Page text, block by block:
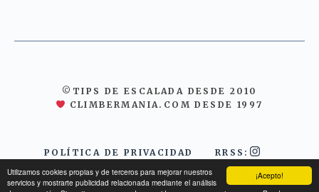
¡Acepto!
Utilizamos cookies propias y de terceros para mejorar nuestros
servicios y mostrarte publicidad relacionada mediante el análisis
©TIPS DE ESCALADA DESDE 2010
CLIMBERMANIA.COM DESDE 1997
POLÍTICA DE PRIVACIDAD RRSS: